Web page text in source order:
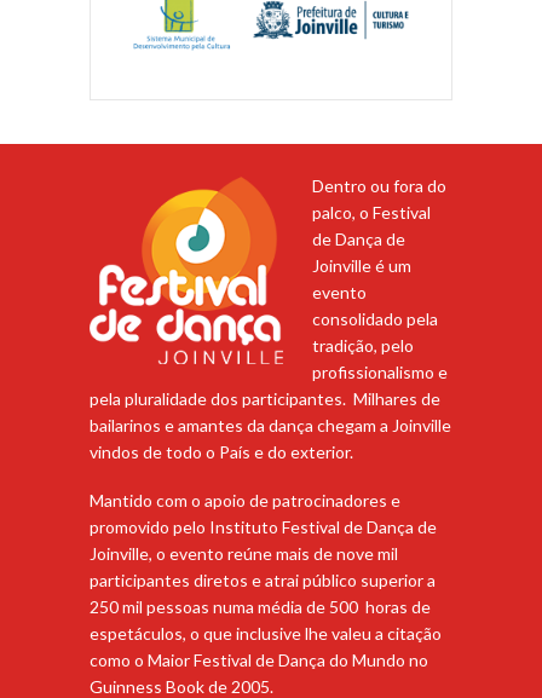
Dentro ou fora do
palco, o Festival
de Dança de
Joinville é um
evento
consolidado pela
tradição, pelo
profissionalismo e
pela pluralidade dos participantes. Milhares de
bailarinos e amantes da dança chegam a Joinville
vindos de todo o País e do exterior.
Mantido com o apoio de patrocinadores e
promovido pelo Instituto Festival de Dança de
Joinville, o evento reúne mais de nove mil
participantes diretos e atrai público superior a
250 mil pessoas numa média de 500 horas de
espetáculos, o que inclusive lhe valeu a citação
como o Maior Festival de Dança do Mundo no
Guinness Book de 2005.